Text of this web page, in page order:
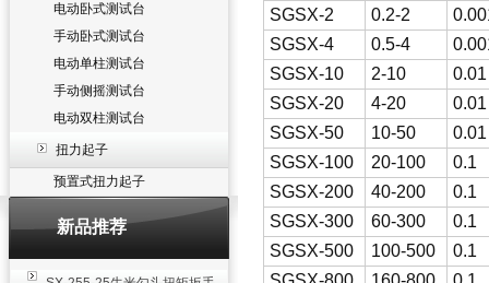
电动卧式测试台
手动卧式测试台
电动单柱测试台
手动侧摇测试台
电动双柱测试台
扭力起子
预置式扭力起子
新品推荐
SGSX-2
0.2-2
SGSX-4
0.5-4
SGSX-10
2-10
0.01
SGSX-20
4-20
0.01
SGSX-50
10-50
0.01
SGSX-100
20-100
0.1
SGSX-200
40-200
0.1
SGSX-300
60-300
0.1
SGSX-500
100-500
0.1